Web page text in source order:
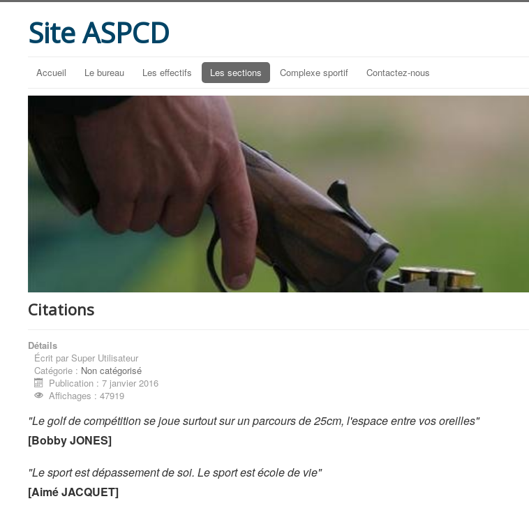
Site ASPCD
Accueil Le bureau Les effectifs Les sections Complexe sportif Contactez-nous
Citations
Détails
Écrit par Super Utilisateur
Catégorie : Non catégorisé
Publication : 7 janvier 2016
Affichages : 47919
"Le golf de compétition se joue surtout sur un parcours de 25cm, l'espace entre vos oreilles"
[Bobby JONES]
"Le sport est dépassement de soi. Le sport est école de vie"
[Aimé JACQUET]